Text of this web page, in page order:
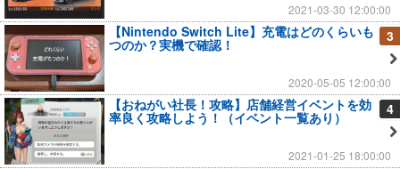
2021-03-30 12:00:00
3
【Nintendo Switch Lite】充電はどのくらいも
つのか？実機で確認！
2020-05-05 12:00:00
4
【おねがい社長！攻略】店舗経営イベントを効
率良く攻略しよう！（イベント一覧あり）
2021-01-25 18:00:00